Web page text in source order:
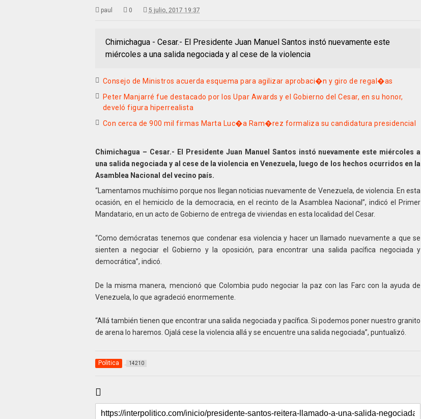
paul 0 5 julio, 2017 19:37
Chimichagua - Cesar.- El Presidente Juan Manuel Santos instó nuevamente este
miércoles a una salida negociada y al cese de la violencia
Consejo de Ministros acuerda esquema para agilizar aprobaci�n y giro de regal�as
Peter Manjarré fue destacado por los Upar Awards y el Gobierno del Cesar, en su honor,
develó figura hiperrealista
Con cerca de 900 mil firmas Marta Luc�a Ram�rez formaliza su candidatura presidencial
Chimichagua – Cesar.- El Presidente Juan Manuel Santos instó nuevamente este miércoles a
una salida negociada y al cese de la violencia en Venezuela, luego de los hechos ocurridos en la
Asamblea Nacional del vecino país.
“Lamentamos muchísimo porque nos llegan noticias nuevamente de Venezuela, de violencia. En esta
ocasión, en el hemiciclo de la democracia, en el recinto de la Asamblea Nacional”, indicó el Primer
Mandatario, en un acto de Gobierno de entrega de viviendas en esta localidad del Cesar.
“Como demócratas tenemos que condenar esa violencia y hacer un llamado nuevamente a que se
sienten a negociar el Gobierno y la oposición, para encontrar una salida pacífica negociada y
democrática”, indicó.
De la misma manera, mencionó que Colombia pudo negociar la paz con las Farc con la ayuda de
Venezuela, lo que agradeció enormemente.
“Allá también tienen que encontrar una salida negociada y pacífica. Si podemos poner nuestro granito
de arena lo haremos. Ojalá cese la violencia allá y se encuentre una salida negociada”, puntualizó.
Politica 14210